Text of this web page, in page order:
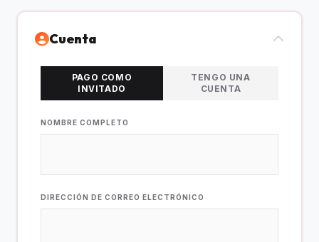
Cuenta
PAGO COMO
INVITADO
TENGO UNA
CUENTA
NOMBRE COMPLETO
DIRECCIÓN DE CORREO ELECTRÓNICO